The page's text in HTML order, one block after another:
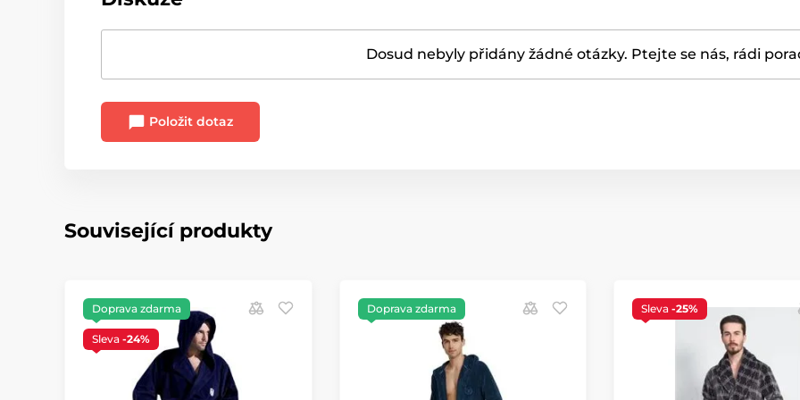
Dosud nebyly přidány žádné otázky. Ptejte se nás, rádi
Položit dotaz
Související produkty
Doprava zdarma
Sleva -24%
Doprava zdarma Sleva -25%